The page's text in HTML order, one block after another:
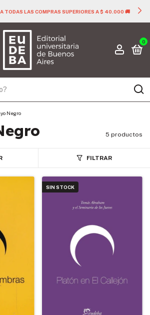
TODAS LAS COMPRAS SUPERIORES A $ 40.000 🚚
0
Negro
5 productos
FILTRAR
SIN STOCK